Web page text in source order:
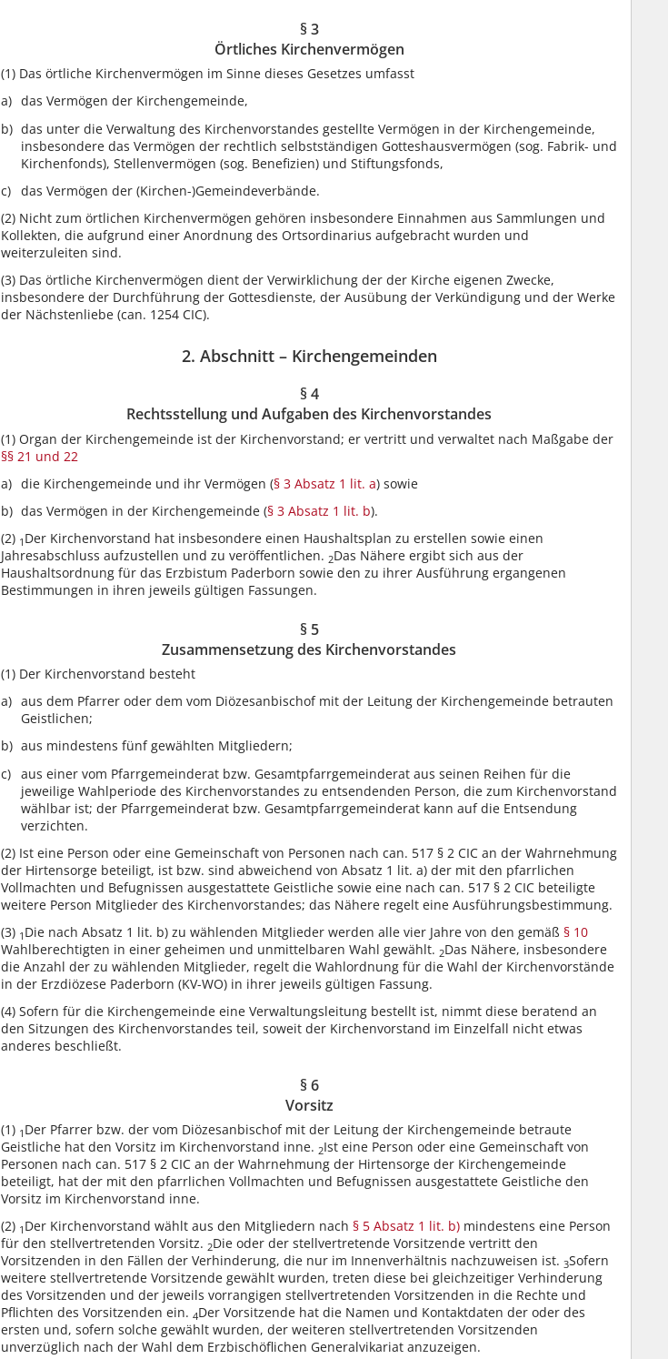
§ 3
Örtliches Kirchenvermögen
(1) Das örtliche Kirchenvermögen im Sinne dieses Gesetzes umfasst
das Vermögen der Kirchengemeinde,
das unter die Verwaltung des Kirchenvorstandes gestellte Vermögen in der Kirchengemeinde,
insbesondere das Vermögen der rechtlich selbstständigen Gotteshausvermögen (sog. Fabrik- und
Kirchenfonds), Stellenvermögen (sog. Benefizien) und Stiftungsfonds,
das Vermögen der (Kirchen-)Gemeindeverbände.
(2) Nicht zum örtlichen Kirchenvermögen gehören insbesondere Einnahmen aus Sammlungen und
Kollekten, die aufgrund einer Anordnung des Ortsordinarius aufgebracht wurden und
weiterzuleiten sind.
(3) Das örtliche Kirchenvermögen dient der Verwirklichung der der Kirche eigenen Zwecke,
insbesondere der Durchführung der Gottesdienste, der Ausübung der Verkündigung und der Werke
der Nächstenliebe (can. 1254 CIC).
2. Abschnitt – Kirchengemeinden
§ 4
Rechtsstellung und Aufgaben des Kirchenvorstandes
(1) Organ der Kirchengemeinde ist der Kirchenvorstand; er vertritt und verwaltet nach Maßgabe der
§§ 21 und 22
die Kirchengemeinde und ihr Vermögen (§ 3 Absatz 1 lit. a) sowie
das Vermögen in der Kirchengemeinde (§ 3 Absatz 1 lit. b).
(2) 1 Der Kirchenvorstand hat insbesondere einen Haushaltsplan zu erstellen sowie einen
Jahresabschluss aufzustellen und zu veröffentlichen. 2Das Nähere ergibt sich aus der
Haushaltsordnung für das Erzbistum Paderborn sowie den zu ihrer Ausführung ergangenen
Bestimmungen in ihren jeweils gültigen Fassungen.
§ 5
Zusammensetzung des Kirchenvorstandes
(1) Der Kirchenvorstand besteht
aus dem Pfarrer oder dem vom Diözesanbischof mit der Leitung der Kirchengemeinde betrauten
Geistlichen;
aus mindestens fünf gewählten Mitgliedern;
aus einer vom Pfarrgemeinderat bzw. Gesamtpfarrgemeinderat aus seinen Reihen für die
jeweilige Wahlperiode des Kirchenvorstandes zu entsendenden Person, die zum Kirchenvorstand
wählbar ist; der Pfarrgemeinderat bzw. Gesamtpfarrgemeinderat kann auf die Entsendung
verzichten.
(2) Ist eine Person oder eine Gemeinschaft von Personen nach can. 517 § 2 CIC an der Wahrnehmung
der Hirtensorge beteiligt, ist bzw. sind abweichend von Absatz 1 lit. a) der mit den pfarrlichen
Vollmachten und Befugnissen ausgestattete Geistliche sowie eine nach can. 517 § 2 CIC beteiligte
weitere Person Mitglieder des Kirchenvorstandes; das Nähere regelt eine Ausführungsbestimmung.
(3) 1 Die nach Absatz 1 lit. b) zu wählenden Mitglieder werden alle vier Jahre von den gemäß § 10
Wahlberechtigten in einer geheimen und unmittelbaren Wahl gewählt. 2Das Nähere, insbesondere
die Anzahl der zu wählenden Mitglieder, regelt die Wahlordnung für die Wahl der Kirchenvorstände
in der Erzdiözese Paderborn (KV-WO) in ihrer jeweils gültigen Fassung.
(4) Sofern für die Kirchengemeinde eine Verwaltungsleitung bestellt ist, nimmt diese beratend an
den Sitzungen des Kirchenvorstandes teil, soweit der Kirchenvorstand im Einzelfall nicht etwas
anderes beschließt.
§ 6
Vorsitz
(1) 1 Der Pfarrer bzw. der vom Diözesanbischof mit der Leitung der Kirchengemeinde betraute
Geistliche hat den Vorsitz im Kirchenvorstand inne. 2Ist eine Person oder eine Gemeinschaft von
Personen nach can. 517 § 2 CIC an der Wahrnehmung der Hirtensorge der Kirchengemeinde
beteiligt, hat der mit den pfarrlichen Vollmachten und Befugnissen ausgestattete Geistliche den
Vorsitz im Kirchenvorstand inne.
(2) 1 Der Kirchenvorstand wählt aus den Mitgliedern nach § 5 Absatz 1 lit. b) mindestens eine Person
für den stellvertretenden Vorsitz. 2Die oder der stellvertretende Vorsitzende vertritt den
Vorsitzenden in den Fällen der Verhinderung, die nur im Innenverhältnis nachzuweisen ist. 3Sofern
weitere stellvertretende Vorsitzende gewählt wurden, treten diese bei gleichzeitiger Verhinderung
des Vorsitzenden und der jeweils vorrangigen stellvertretenden Vorsitzenden in die Rechte und
Pflichten des Vorsitzenden ein. 4Der Vorsitzende hat die Namen und Kontaktdaten der oder des
ersten und, sofern solche gewählt wurden, der weiteren stellvertretenden Vorsitzenden
unverzüglich nach der Wahl dem Erzbischöflichen Generalvikariat anzuzeigen.